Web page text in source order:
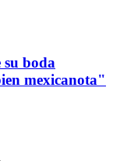
boda
mexicanota"